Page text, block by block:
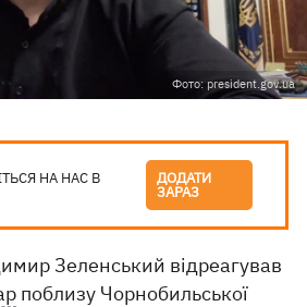
Фото: president.gov.ua
НА НАС В ДОДАТИ
ЗАРАЗ
Зеленський відреагував
поблизу Чорнобильської